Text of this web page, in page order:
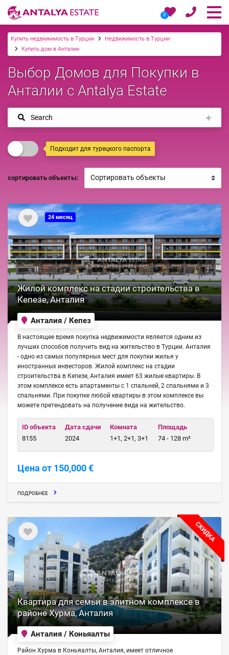
0
Купить недвижимость в Турции
Недвижимость в Турции
Купить дом в Анталии
Выбор Домов для Покупки в
Анталии с Antalya Estate
Search
Подходит для турецкого паспорта
сортировать объекты:
24 месяц
Жилой комплекс на стадии строительства в
Кепезе, Анталия
Анталия / Кепез
В настоящее время покупка недвижимости является одним из
лучших способов получить вид на жительство в Турции. Анталия
- одно из самых популярных мест для покупки жилья у
иностранных инвесторов. Жилой комплекс на стадии
строительства в Кепезе, Анталия имеет 63 жилые квартиры. В
этом комплексе есть апартаменты с 1 спальней, 2 спальнями и 3
спальнями. При покупке любой квартиры в этом комплексе вы
можете претендовать на получение вида на жительство.
ID объекта
8155
Дата сдачи
2024
Комната
1+1, 2+1, 3+1
Площадь
74 - 128 m²
Цена от 150,000 €
ПОДРОБНЕЕ
СКИДКА
Квартира для семьи в элитном комплексе в
районе Хурма, Анталия
Анталия / Коньяалты
Район Хурма в Коньяалты, Анталия, имеет отличное